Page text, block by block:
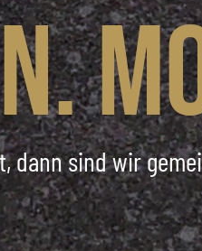
dann sind wir